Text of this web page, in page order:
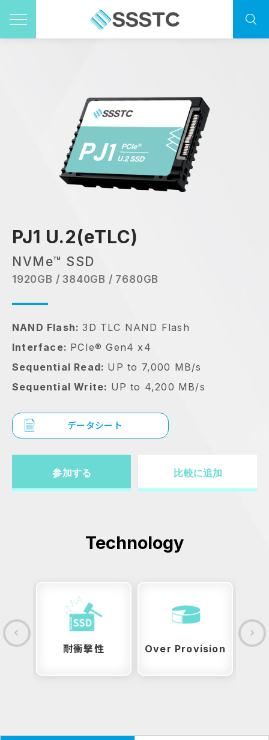
PJ1 U.2(eTLC)
NVMe™ SSD
1920GB / 3840GB / 7680GB
NAND Flash:3D TLC NAND Flash
Interface: PCIe® Gen4 x4
Sequential Read: UP to 7,000 MB/s
Sequential Write: UP to 4,200 MB/s
データシート
参加する 比較に追加
Technology
耐衝撃性 Over Provision